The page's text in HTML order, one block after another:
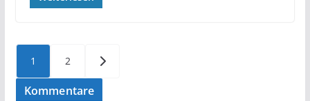
Seitennummerierung
der
1 2
Kommentare